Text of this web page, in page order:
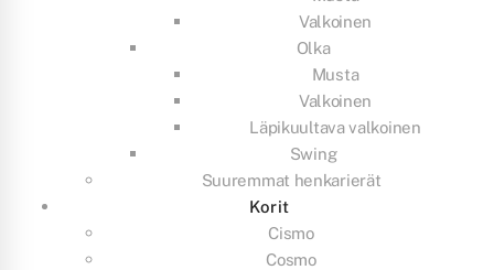
Valkoinen
Olka
Musta
Valkoinen
Läpikuultava valkoinen
Swing
Suuremmat henkarierät
Korit
Cismo
Cosmo